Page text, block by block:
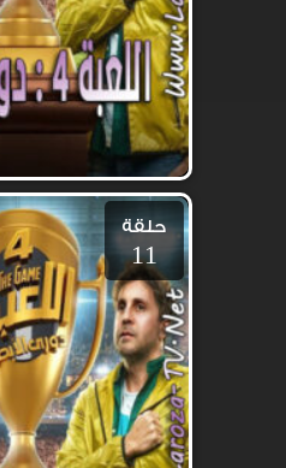
حلقة
11